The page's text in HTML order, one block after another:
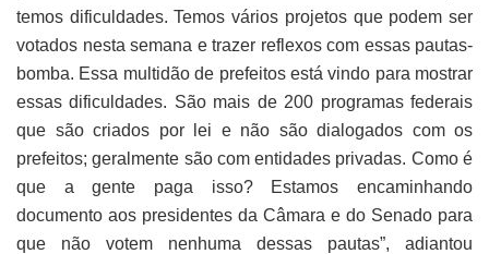
temos dificuldades. Temos vários projetos que podem ser
votados nesta semana e trazer reflexos com essas pautas-
bomba. Essa multidão de prefeitos está vindo para mostrar
essas dificuldades. São mais de 200 programas federais
que são criados por lei e não são dialogados com os
prefeitos; geralmente são com entidades privadas. Como é
que a gente paga isso? Estamos encaminhando
documento aos presidentes da Câmara e do Senado para
que não votem nenhuma dessas pautas”, adiantou